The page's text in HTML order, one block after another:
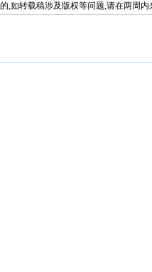
,如转载稿涉及版权等问题,请在两周内